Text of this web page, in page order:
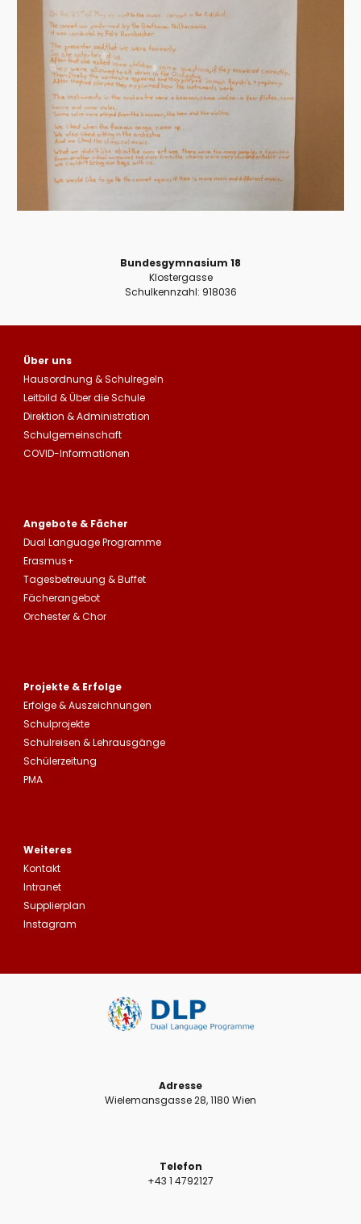
Bundesgymnasium 18
Klostergasse
Schulkennzahl: 918036
Über uns
Hausordnung &Schulregeln
Leitbild&Über die Schule
Direktion & Administration
Schulgemeinschaft
COVID-Informationen
Angebote & Fächer
Dual Language Programme
Erasmus+
Tagesbetreuung &Buffet
Fächerangebot
Orchester & Chor
Projekte & Erfolge
Erfolge &Auszeichnungen
Schulprojekte
Schulreisen &Lehrausgänge
Schülerzeitung
PMA
Weiteres
Kontakt
Intranet
Supplierplan
Instagram
Adresse
Wielemansgasse 28, 1180 Wien
Telefon
+43 1 4792127